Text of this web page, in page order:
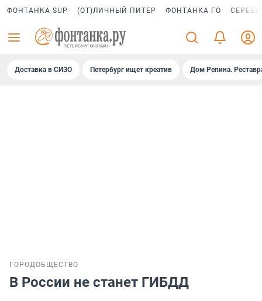
ФОНТАНКА SUP (ОТ)ЛИЧНЫЙ ПИТЕР ФОНТАНКА ГО
Доставка в СИЗО Петербург ищет креатив Дом Репина.
ГОРОДОБЩЕСТВО
В России не станет ГИБДД